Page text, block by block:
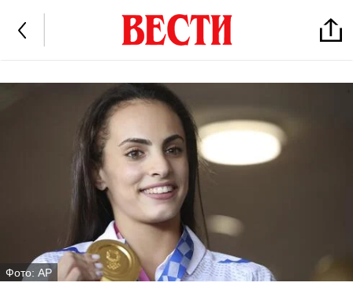
Фото: AP